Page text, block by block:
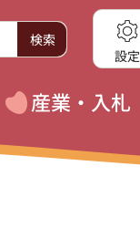
設定
産業・入札